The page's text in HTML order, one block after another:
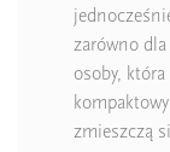
zarówno
osoby,
zmieszczą